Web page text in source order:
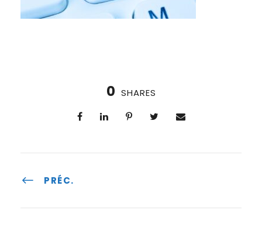
0 SHARES
PRÉC.